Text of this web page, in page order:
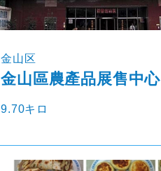
金山区
金山區農產品展售中心
9.70キロ